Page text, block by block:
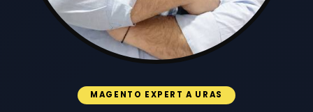
MAGENTO EXPERT A URAS